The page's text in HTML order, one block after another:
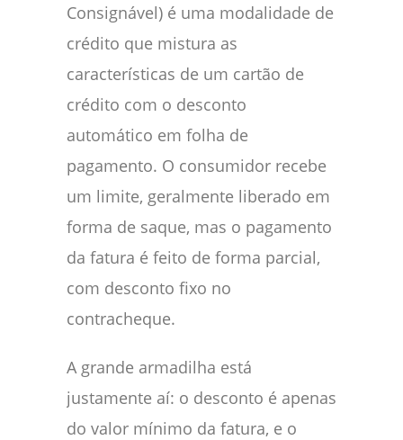
Consignável) é uma modalidade de
crédito que mistura as
características de um cartão de
crédito com o desconto
automático em folha de
pagamento. O consumidor recebe
um limite, geralmente liberado em
forma de saque, mas o pagamento
da fatura é feito de forma parcial,
com desconto fixo no
contracheque.
A grande armadilha está
justamente aí: o desconto é apenas
do valor mínimo da fatura, e o